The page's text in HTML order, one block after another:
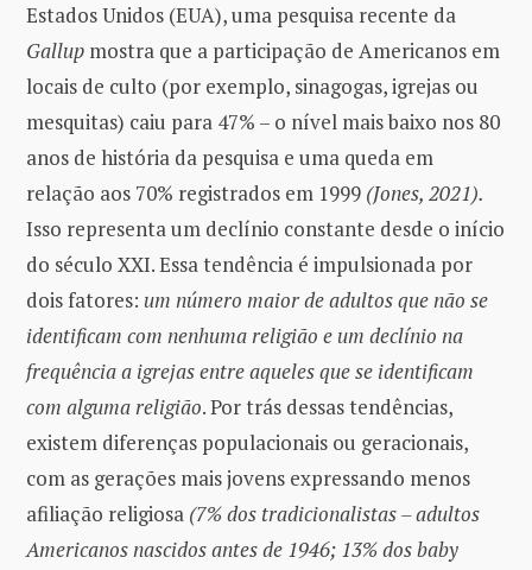
Estados Unidos (EUA), uma pesquisa recente da
Gallup mostra que a participação de Americanos em
locais de culto (por exemplo, sinagogas, igrejas ou
mesquitas) caiu para 47% – o nível mais baixo nos 80
anos de história da pesquisa e uma queda em
relação aos 70% registrados em 1999 (Jones, 2021).
Isso representa um declínio constante desde o início
do século XXI. Essa tendência é impulsionada por
dois fatores: um número maior de adultos que não se
identificam com nenhuma religião e um declínio na
frequência a igrejas entre aqueles que se identificam
com alguma religião. Por trás dessas tendências,
existem diferenças populacionais ou geracionais,
com as gerações mais jovens expressando menos
afiliação religiosa (7% dos tradicionalistas – adultos
Americanos nascidos antes de 1946; 13% dos baby